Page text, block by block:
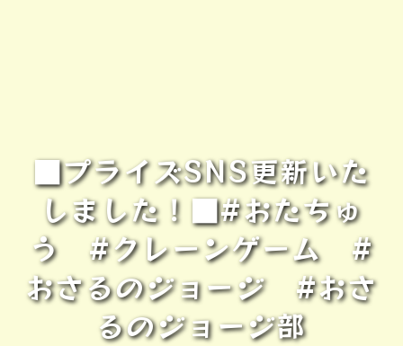
■プライズSNS更新いた
しました！■#おたちゅ
う #クレーンゲーム #
おさるのジョージ #おさ
るのジョージ部